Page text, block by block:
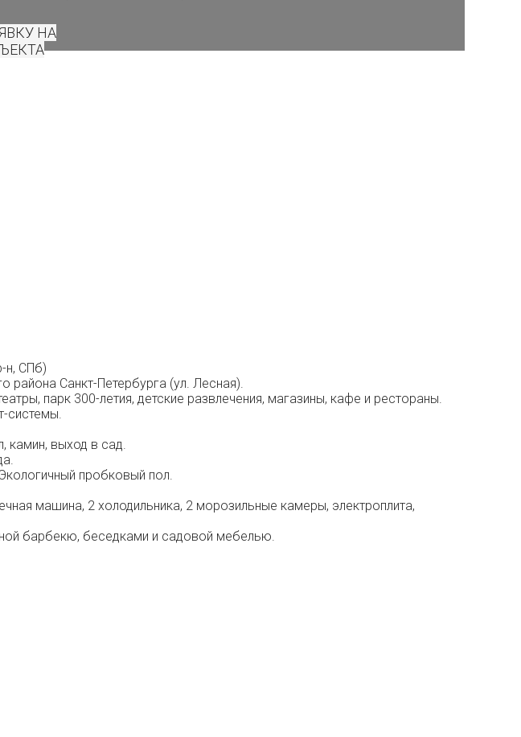
НА
н, СПб)
Санкт-Петербурга (ул. Лесная).
парк 300-летия, детские развлечения, магазины, кафе и рестораны.
системы.
выход в сад.
пробковый пол.
машина, 2 холодильника, 2 морозильные камеры, электроплита,
барбекю, беседками и садовой мебелью.